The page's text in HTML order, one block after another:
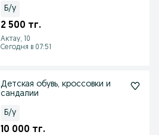
Б/у
2 500 тг.
Актау, 10
Сегодня в 07:51
Детская обувь, кроссовки и
сандалии
Б/у
10 000 тг.